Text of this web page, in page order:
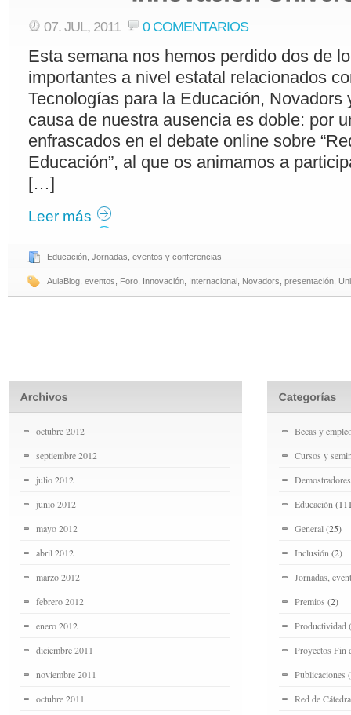
07. JUL, 2011 0 COMENTARIOS
Esta semana nos hemos perdido dos de
importantes a nivel estatal relacionados
Tecnologías para la Educación, Novadors
causa de nuestra ausencia es doble: por
enfrascados en el debate online sobre
Educación”, al que os animamos a
[…]
Leer más
Educación Jornadas, eventos y conferencias
AulaBlog eventos Foro Innovación Internacional Novadors presentación
octubre 2012
septiembre 2012
julio 2012
junio 2012
mayo 2012
abril 2012
marzo 2012
febrero 2012
enero 2012
diciembre 2011
noviembre 2011
octubre 2011
Becas y
Cursos y
Demostradores
Educación
General (25)
Inclusión (2)
Jornadas,
Premios (2)
Productividad
Proyectos Fin
Publicaciones
Red de